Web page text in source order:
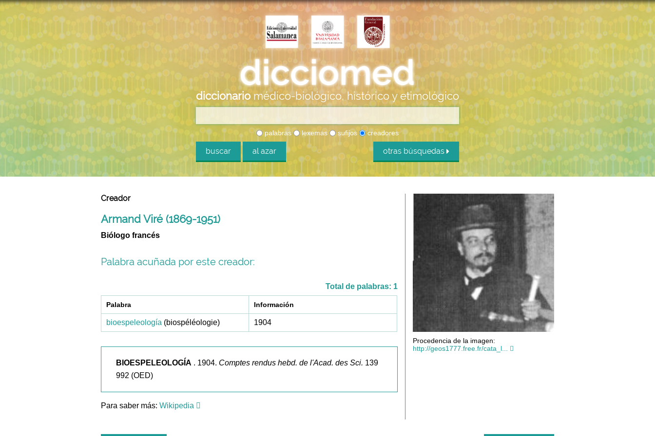
diccionario médico-biológico, histórico y etimológico
palabras lexemas sufijos creadores
buscar al azar otras búsquedas
Creador
Armand Viré (1869-1951)
Biólogo francés
Palabra acuñada por este creador:
Total de palabras: 1
Palabra Información
bioespeleología (biospéléologie) 1904
BIOESPELEOLOGÍA . 1904. Comptes rendus hebd. de l'Acad. des Sci. 139
992 (OED)
Para saber más: Wikipedia
Procedencia de la imagen:
http://geos1777.free.fr/cata_l...